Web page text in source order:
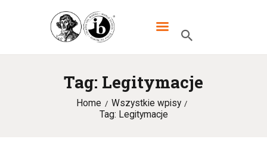
Tag: Legitymacje
Home
Wszystkie wpisy
Tag: Legitymacje
XXXIII LO DWUJĘZYCZNE IM.
MIKOŁAJA KOPERNIKA W
WARSZAWIE
HOME